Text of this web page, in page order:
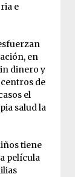
e
en
dinero y
centros de
el
salud la
tiene
película